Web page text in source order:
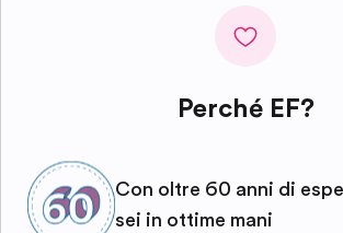
Perché EF?
Con oltre 60 anni di
sei in ottime mani